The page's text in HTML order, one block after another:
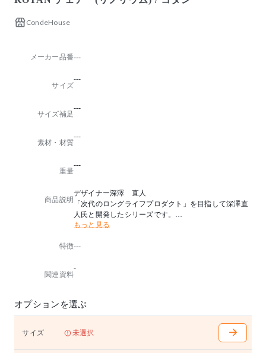
CondeHouse
メーカー品番---
サイズ
---
サイズ補足
---
素材・材質
---
重量
---
商品説明
デザイナー深澤 直人
「次代のロングライフプロダクト」を目指して深澤直
人氏と開発したシリーズです。
椅子は「シンプルだが実はとても難しい構造。掛け心
い」と深澤氏。デザインとサイズを豊富に用意したテ
展開。北海道産タモ材のやさしい質感で、住宅から店
※6脚スタッキングが可能です。
※座面はリノリウム貼りです。6色からお選びいただけ
ます。
通常タイプに加え、高さを20mmアップしたHタイプを
もっと見る
特徴---
関連資料
-
オプションを選ぶ
サイズ 未選択